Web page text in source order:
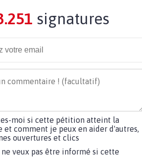
signatures
moi si cette pétition atteint la
et comment je peux en aider d'autres,
ouvertures et clics
ne veux pas être informé si cette